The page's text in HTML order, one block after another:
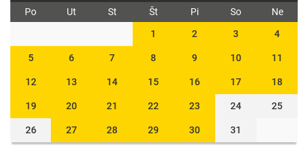
Po Ut St Št Pi So
Ne
1
2 3 4
5 6 7 8 9 10 11
12 13 14 15 16 17 18
19 20 21 22 23 24 25
26 27 28 29 30 31